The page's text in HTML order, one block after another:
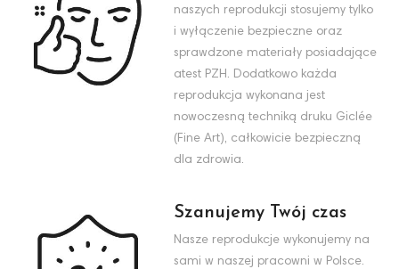
naszych reprodukcji stosujemy tylko
i wyłączenie bezpieczne oraz
sprawdzone materiały posiadające
atest PZH. Dodatkowo każda
reprodukcja wykonana jest
nowoczesną techniką druku Giclée
(Fine Art), całkowicie bezpieczną
dla zdrowia.
Szanujemy Twój czas
Nasze reprodukcje wykonujemy na
sami w naszej pracowni w Polsce.